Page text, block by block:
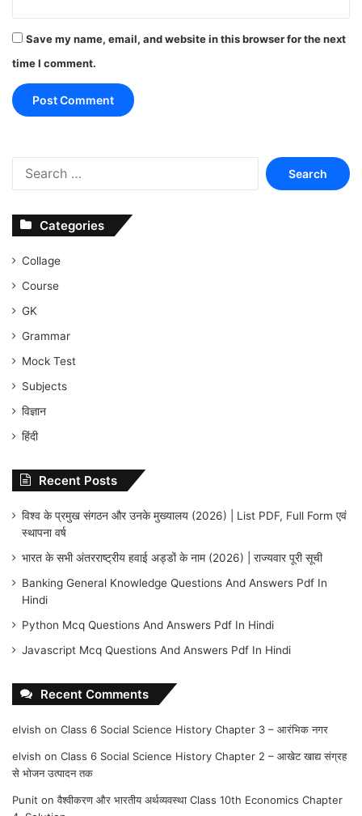
Save my name, email, and website in this browser for the next
time I comment.
Search
for:
Categories
Collage
Course
GK
Grammar
Mock Test
Subjects
विज्ञान
हिंदी
Recent Posts
विश्व के प्रमुख संगठन और उनके मुख्यालय (2026) | List PDF, Full Form एवं
स्थापना वर्ष
भारत के सभी अंतरराष्ट्रीय हवाई अड्डों के नाम (2026) | राज्यवार पूरी सूची
Banking General Knowledge Questions And Answers Pdf In
Hindi
Python Mcq Questions And Answers Pdf In Hindi
Javascript Mcq Questions And Answers Pdf In Hindi
Recent Comments
elvish on Class 6 Social Science History Chapter 3 – आरंभिक नगर
elvish on Class 6 Social Science History Chapter 2 – आखेट खाद्य संग्रह
से भोजन उत्पादन तक
Punit onवैश्वीकरण और भारतीय अर्थव्यवस्था Class 10th Economics Chapter